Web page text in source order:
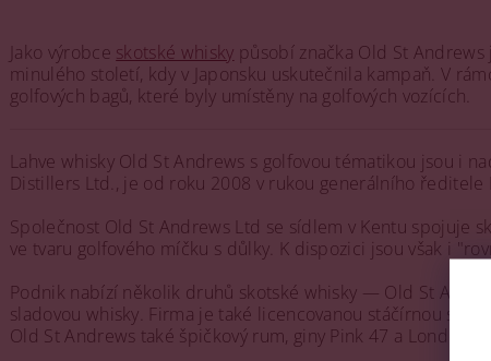
Jako výrobce skotské whisky působí značka Old St
minulého století, kdy v Japonsku uskutečnila kampaň. V
golfových bagů, které byly umístěny na golfových vozících.
Lahve whisky Old St Andrews s golfovou tématikou jsou i
Distillers Ltd., je od roku 2008 v rukou generálního ředitele
Společnost Old St Andrews Ltd se sídlem v Kentu spojuje
ve tvaru golfového míčku s důlky. K dispozici jsou však i
Podnik nabízí několik druhů skotské whisky — Old St
sladovou whisky. Firma je také licencovanou stáčírnou
Old St Andrews také špičkový rum, giny Pink 47 a London